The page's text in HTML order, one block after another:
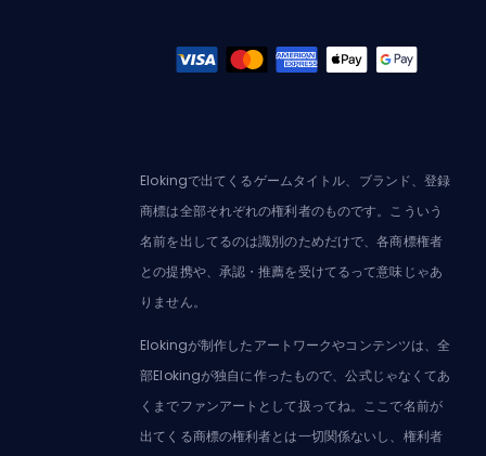
Elokingで出てくるゲームタイトル、ブランド、登録
商標は全部それぞれの権利者のものです。こういう
名前を出してるのは識別のためだけで、各商標権者
との提携や、承認・推薦を受けてるって意味じゃあ
りません。
Elokingが制作したアートワークやコンテンツは、全
部Elokingが独自に作ったもので、公式じゃなくてあ
くまでファンアートとして扱ってね。ここで名前が
出てくる商標の権利者とは一切関係ないし、権利者